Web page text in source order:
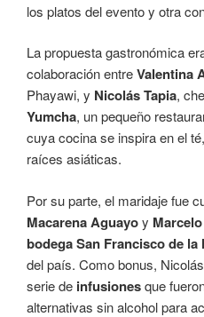
los platos del evento y otra
La propuesta gastronómica
colaboración entreValentina
Phayawi, y Nicolás Tapia,
Yumcha, un pequeño
cuya cocina se inspira en el
raíces asiáticas.
Por su parte, el maridaje fue
Macarena Aguayoy
bodega San Francisco de la
del país. Como bonus,
serie de infusionesque
alternativas sin alcohol para